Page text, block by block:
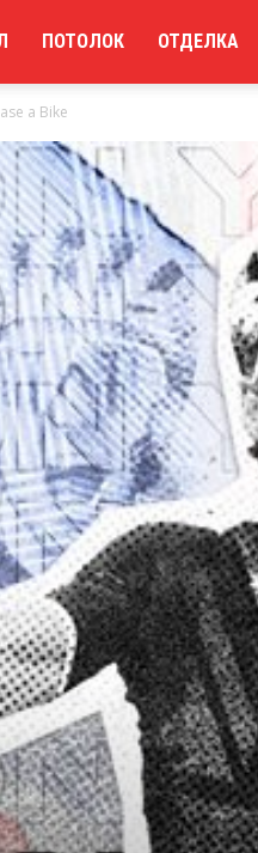
ПОТОЛОК ОТДЕЛКА
a Bike